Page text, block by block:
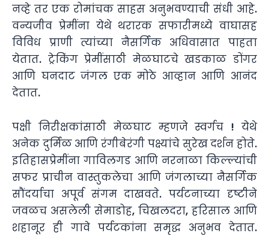
नव्हे तर एक रोमांचक साहस अनुभवण्याची संधी आहे.
वन्यजीव प्रेमींना येथे थरारक सफारीमध्ये वाघासह
विविध प्राणी त्यांच्या नैसर्गिक अधिवासात पाहता
येतात. ट्रेकिंग प्रेमींसाठी मेळघाटचे खडकाळ डोंगर
आणि घनदाट जंगल एक मोठे आव्हान आणि आनंद
देतात.
पक्षी निरीक्षकांसाठी मेळघाट म्हणजे स्वर्गच ! येथे
अनेक दुर्मिळ आणि रंगीबेरंगी पक्ष्यांचे सुरेख दर्शन होते.
इतिहासप्रेमींना गाविलगड आणि नरनाळा किल्ल्यांची
सफर प्राचीन वास्तुकलेचा आणि जंगलाच्या नैसर्गिक
सौंदर्याचा अपूर्व संगम दाखवते. पर्यटनाच्या दृष्टीने
जवळच असलेली सेमाडोह, चिखलदरा, हरिसाल आणि
शहानूर ही गावे पर्यटकांना समृद्ध अनुभव देतात.